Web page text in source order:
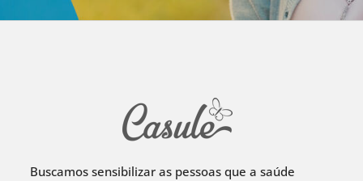
Buscamos sensibilizar as pessoas que a saúde